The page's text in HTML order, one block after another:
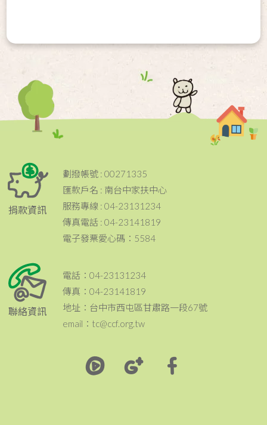
捐款資訊
劃撥帳號 : 00271335
匯款戶名 : 南台中家扶中心
服務專線 : 04-23131234
傳真電話 : 04-23141819
電子發票愛心碼：5584
聯絡資訊
電話：04-23131234
傳真：04-23141819
地址：台中市西屯區甘肅路一段67號
email：tc@ccf.org.tw